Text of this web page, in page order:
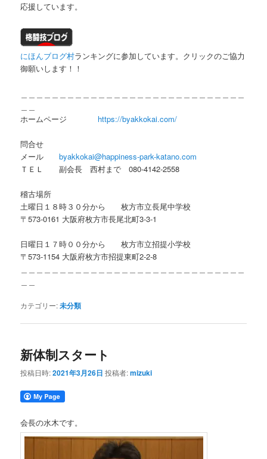
応援しています。
にほんブログ村ランキングに参加しています。クリックのご協力
御願いします！！
ホームページ https://byakkokai.com/
問合せ
メールbyakkokai@happiness-park-katano.com
ＴＥＬ 副会長 西村まで 080-4142-2558
稽古場所
土曜日１８時３０分から 枚方市立長尾中学校
〒573-0161 大阪府枚方市長尾北町3-3-1
日曜日１７時００分から 枚方市立招提小学校
〒573-1154 大阪府枚方市招提東町2-2-8
カテゴリー:未分類
新体制スタート
投稿日時:2021年3月26日 投稿者:mizuki
会長の水木です。